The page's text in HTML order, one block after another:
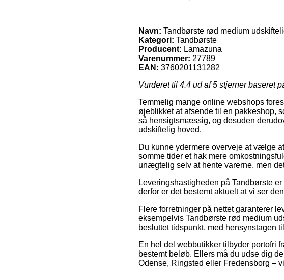
Navn: Tandbørste rød medium
Kategori: Tandbørste
Producent: Lamazuna
Varenummer: 27789
EAN: 3760201131282
Vurderet til 4.4 ud af 5 stjerner baseret
Temmelig mange online webshops
øjeblikket at afsende til en pakkeshop,
så hensigtsmæssig, og desuden
udskiftelig hoved.
Du kunne ydermere overveje at vælge
somme tider et hak mere
unægtelig selv at hente varerne, men
Leveringshastigheden på Tandbørste
derfor er det bestemt aktuelt at vi ser
Flere forretninger på nettet garanterer
eksempelvis Tandbørste rød medium
besluttet tidspunkt, med hensynstagen
En hel del webbutikker tilbyder portofri
bestemt beløb. Ellers må du udse dig
Odense, Ringsted eller Fredensborg –